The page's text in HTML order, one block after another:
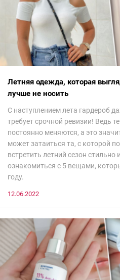
Летняя одежда, которая
лучше не носить
С наступлением лета гардероб
требует срочной ревизии! Ведь
постоянно меняются, а это
может затаиться та, с которой
встретить летний сезон стильно
ознакомиться с 5 вещами,
году.
12.06.2022